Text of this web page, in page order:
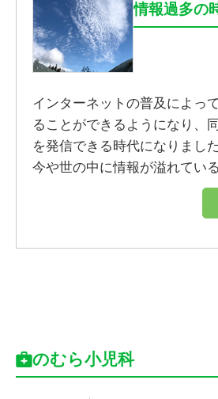
情報過多の
インターネットの普及によっ
ることができるようになり、
を発信できる時代になりまし
今や世の中に情報が溢れてい
のむら小児科